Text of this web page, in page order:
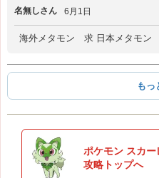
名無しさん 6月1日
海外メタモン 求 日本メタモン
もっ
ポケモン スカー
攻略トップへ